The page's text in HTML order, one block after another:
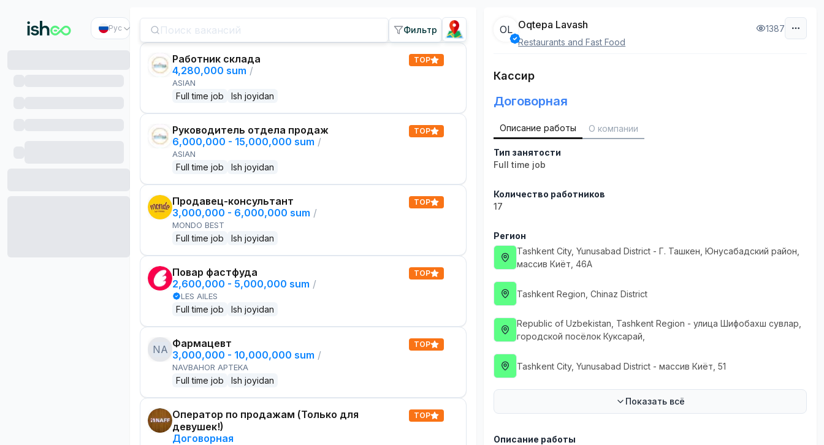
Рус Фильтр
Работник склада
4,280,000 sum /
ASIAN
Full time job Ish joyidan
TOP
Руководитель отдела продаж
6,000,000 - 15,000,000 sum /
ASIAN
Full time job Ish joyidan
TOP
Продавец-консультант
3,000,000 - 6,000,000 sum /
MONDO BEST
Full time job Ish joyidan
TOP
Повар фастфуда
2,600,000 - 5,000,000 sum /
LES AILES
Full time job Ish joyidan
TOP
NA Фармацевт
3,000,000 - 10,000,000 sum /
NAVBAHOR APTEKA
Full time job Ish joyidan
TOP
Оператор по продажам (Только для
девушек!)
Договорная
TOP
OL Oqtepa Lavash
Restaurants and Fast Food
1387
Кассир
Договорная
Описание работы О компании
Тип занятости
Full time job
Количество работников
17
Регион
Tashkent City, Yunusabad District - Г. Ташкен, Юнусабадский район,
массив Киёт, 46А
Tashkent Region , Chinaz District
Republic of Uzbekistan , Tashkent Region - улица Шифобахш сувлар,
городской посёлок Куксарай,
Tashkent City, Yunusabad District - массив Киёт, 51
Показать всё
Описание работы